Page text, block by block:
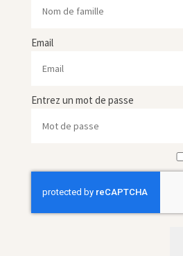
Email
Entrez un mot de passe